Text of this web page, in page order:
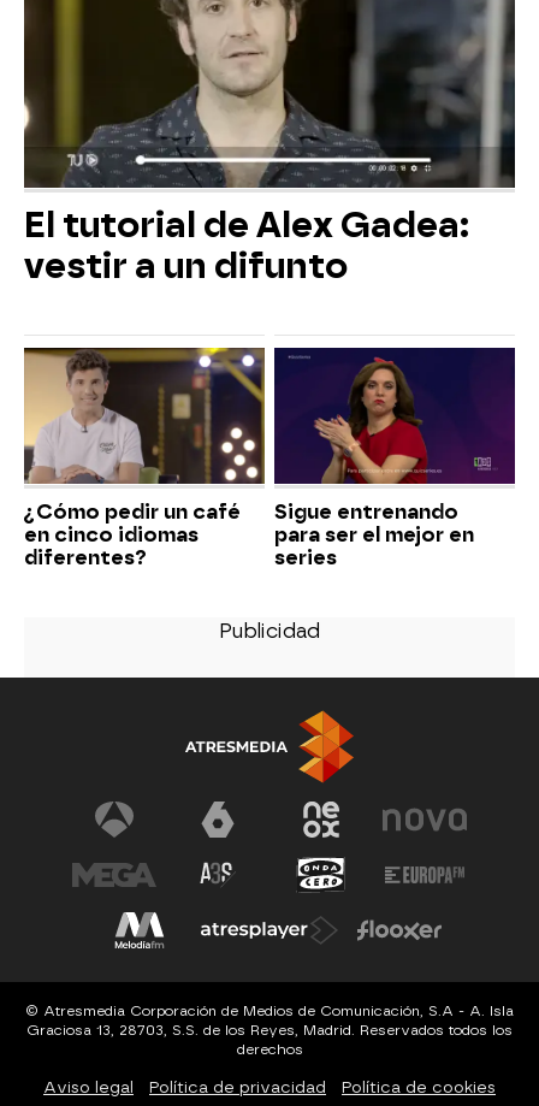
El tutorial de Alex Gadea:
vestir a un difunto
¿Cómo pedir un café
en cinco idiomas
diferentes?
Sigue entrenando
para ser el mejor en
series
© Atresmedia Corporación de Medios de Comunicación, S.A - A. Isla
Graciosa 13, 28703, S.S. de los Reyes, Madrid. Reservados todos los
derechos
Aviso legal Política de privacidad Política de cookies